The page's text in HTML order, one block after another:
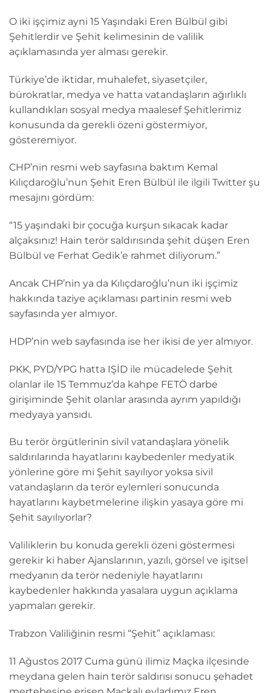
O iki işçimiz ayni 15 Yaşındaki Eren Bülbül gibi
Şehitlerdir ve Şehit kelimesinin de valilik
açıklamasında yer alması gerekir.
Türkiye’de iktidar, muhalefet, siyasetçiler,
bürokratlar, medya ve hatta vatandaşların ağırlıklı
kullandıkları sosyal medya maalesef Şehitlerimiz
konusunda da gerekli özeni göstermiyor,
gösteremiyor.
CHP’nin resmi web sayfasına baktım Kemal
Kılıçdaroğlu’nun Şehit Eren Bülbül ile ilgili Twitter şu
mesajını gördüm:
“15 yaşındaki bir çocuğa kurşun sıkacak kadar
alçaksınız! Hain terör saldırısında şehit düşen Eren
Bülbül ve Ferhat Gedik’e rahmet diliyorum.”
Ancak CHP’nin ya da Kılıçdaroğlu’nun iki işçimiz
hakkında taziye açıklaması partinin resmi web
sayfasında yer almıyor.
HDP’nin web sayfasında ise her ikisi de yer almıyor.
PKK, PYD/YPG hatta IŞİD ile mücadelede Şehit
olanlar ile 15 Temmuz’da kahpe FETÖ darbe
girişiminde Şehit olanlar arasında ayrım yapıldığı
medyaya yansıdı.
Bu terör örgütlerinin sivil vatandaşlara yönelik
saldırılarında hayatlarını kaybedenler medyatik
yönlerine göre mi Şehit sayılıyor yoksa sivil
vatandaşların da terör eylemleri sonucunda
hayatlarını kaybetmelerine ilişkin yasaya göre mi
Şehit sayılıyorlar?
Valiliklerin bu konuda gerekli özeni göstermesi
gerekir ki haber Ajanslarının, yazılı, görsel ve işitsel
medyanın da terör nedeniyle hayatlarını
kaybedenler hakkında yasalara uygun açıklama
yapmaları gerekir.
Trabzon Valiliğinin resmi “Şehit” açıklaması:
11 Ağustos 2017 Cuma günü ilimiz Maçka ilçesinde
meydana gelen hain terör saldırısı sonucu şehadet